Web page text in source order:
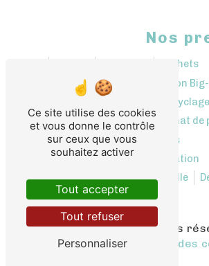
Nos
Déchets
Location bennes
Location
Rachat de cartons
Rachat
Récupération des déchets
Centre de tri et revalorisation
Déchetterie professionnelle
©Vistalid- 2026 - Tous droits
Mentions légales- Gestion des
Ce site utilise des cookies
et vous donne le contrôle
sur ceux que vous
souhaitez activer
Tout accepter
Tout refuser
Personnaliser